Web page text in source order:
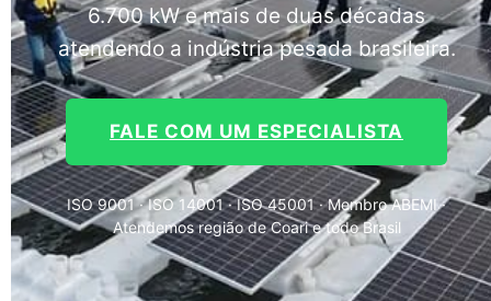
6.700 kW e mais de duas décadas
atendendo a indústria pesada brasileira.
FALE COM UM ESPECIALISTA
ISO 9001 · ISO 14001 · ISO 45001 · Membro ABEMI ·
Atendemos região de Coari e todo Brasil